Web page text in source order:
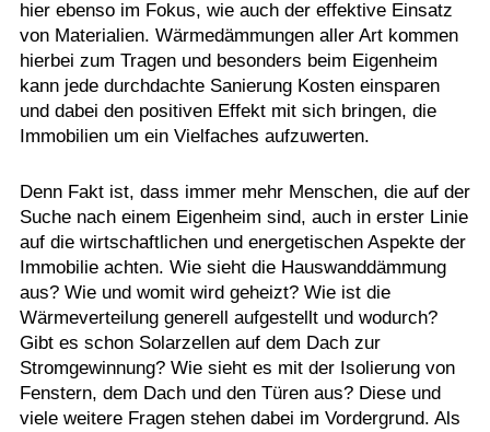
hier ebenso im Fokus, wie auch der effektive Einsatz
von Materialien. Wärmedämmungen aller Art kommen
hierbei zum Tragen und besonders beim Eigenheim
kann jede durchdachte Sanierung Kosten einsparen
und dabei den positiven Effekt mit sich bringen, die
Immobilien um ein Vielfaches aufzuwerten.
Denn Fakt ist, dass immer mehr Menschen, die auf der
Suche nach einem Eigenheim sind, auch in erster Linie
auf die wirtschaftlichen und energetischen Aspekte der
Immobilie achten. Wie sieht die Hauswanddämmung
aus? Wie und womit wird geheizt? Wie ist die
Wärmeverteilung generell aufgestellt und wodurch?
Gibt es schon Solarzellen auf dem Dach zur
Stromgewinnung? Wie sieht es mit der Isolierung von
Fenstern, dem Dach und den Türen aus? Diese und
viele weitere Fragen stehen dabei im Vordergrund. Als